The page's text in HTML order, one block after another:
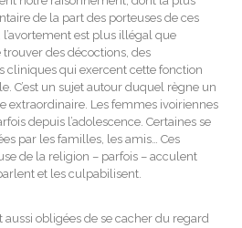
de la part des porteuses de ces
l’avortement est plus illégal que
des décoctions, des
cliniques qui exercent cette fonction
C’est un sujet autour duquel règne un
extraordinaire. Les femmes ivoiriennes
depuis l’adolescence. Certaines se
par les familles, les amis… Ces
de la religion – parfois – acculent
et les culpabilisent.
aussi obligées de se cacher du regard